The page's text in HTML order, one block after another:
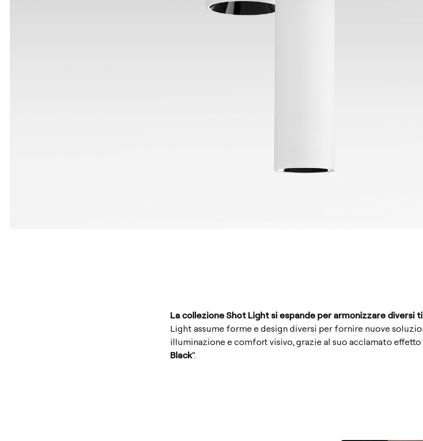
La collezione Shot Light si espande per armonizzare diversi
Light assume forme e design diversi per fornire nuove
illuminazione e comfort visivo, grazie al suo acclamato effetto
Black”.